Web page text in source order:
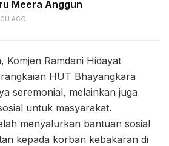
Meera Anggun
AGO
Komjen Ramdani Hidayat
HUT Bhayangkara
seremonial, melainkan juga
untuk masyarakat.
menyalurkan bantuan sosial
kepada korban kebakaran di